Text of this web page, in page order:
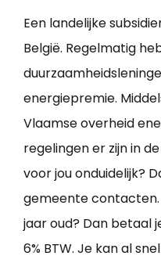
Een landelijke
België. Regelmatig
energiepremie.
Vlaamse overheid
regelingen er zijn in
voor jou onduidelijk?
gemeente contacten.
jaar oud? Dan betaal
6% BTW. Je kan al